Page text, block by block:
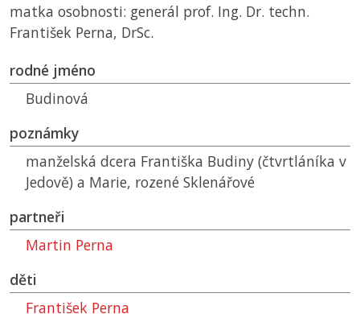
matka osobnosti: generál prof. Ing. Dr. techn.
František Perna, DrSc.
rodné jméno
Budinová
poznámky
manželská dcera Františka Budiny (čtvrtláníka v
Jedově) a Marie, rozené Sklenářové
partneři
Martin Perna
děti
František Perna